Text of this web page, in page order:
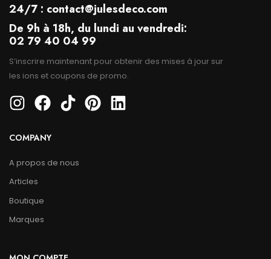
24/7 : contact@julesdeco.com
De 9h à 18h, du lundi au vendredi:
02 79 40 04 99
S’inscrire maintenant pour obtenir des mises à jour sur
les ions et coupons de promo.
COMPANY
A propos de nous
Articles
Boutique
Marques